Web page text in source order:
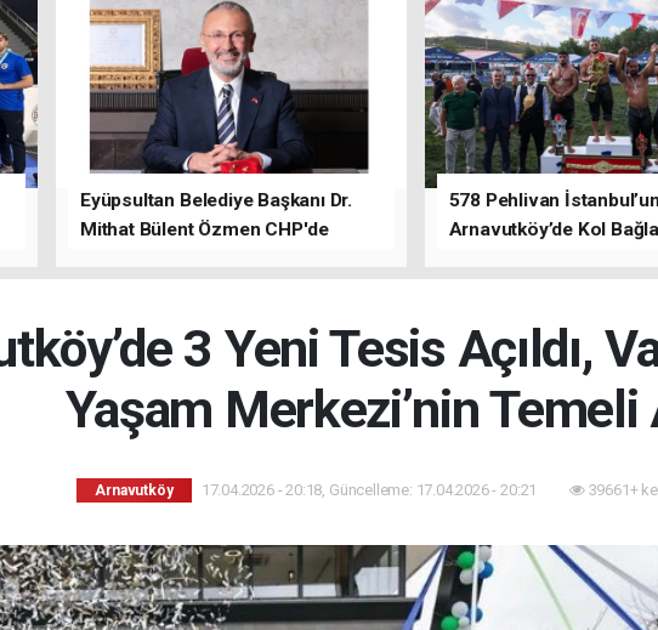
Eyüpsultan Belediye Başkanı Dr.
Mithat Bülent Özmen CHP'de
578 Pehlivan İstanbul’un
Arnavutköy’de Kol
3 Yeni Tesis Açıldı,
Yaşam Merkezi’nin Temeli
Arnavutköy 17.04.2026 - 20:18, Güncelleme: 17.04.2026 - 20:21 39661+